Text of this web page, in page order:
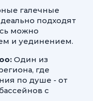
галечные
подходят
можно
и уединением.
Один из
где
по душе - от
с